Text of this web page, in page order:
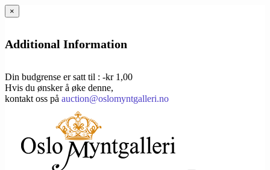
×
Additional Information
Din budgrense er satt til : -kr 1,00
Hvis du ønsker å øke denne,
kontakt oss på auction@oslomyntgalleri.no